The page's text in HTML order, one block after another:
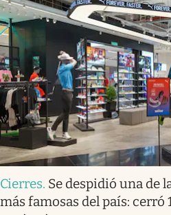
Cierres. Se despidió una de
más famosas del país: cerró